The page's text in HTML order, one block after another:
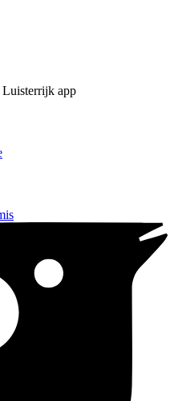
Luisterrijk app